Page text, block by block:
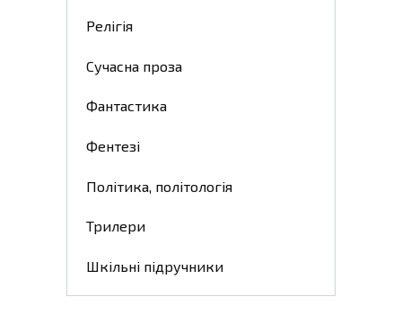
Релігія
Сучасна проза
Фантастика
Фентезі
Політика, політологія
Трилери
Шкільні підручники